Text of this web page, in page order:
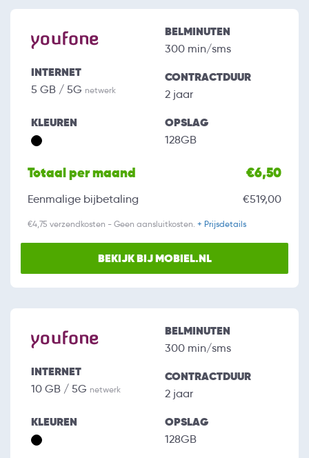
INTERNET
5 GB / 5G netwerk
BELMINUTEN
300 min/sms
CONTRACTDUUR
2 jaar
KLEUREN OPSLAG
128GB
Totaal per maand €6,50
Eenmalige bijbetaling €519,00
€4,75 verzendkosten - Geen aansluitkosten. + Prijsdetails
BEKIJK BIJ MOBIEL.NL
INTERNET
10 GB / 5G netwerk
BELMINUTEN
300 min/sms
CONTRACTDUUR
2 jaar
KLEUREN OPSLAG
128GB